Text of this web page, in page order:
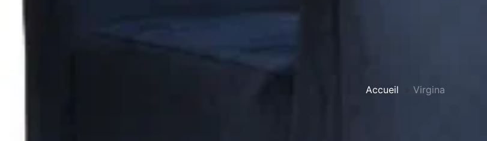
Accueil » Virgina